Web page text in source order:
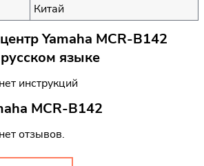
Китай
Yamaha MCR-B142
языке
инструкций
MCR-B142
отзывов.